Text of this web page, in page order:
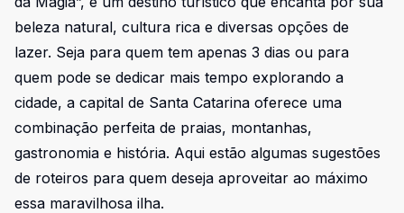
beleza natural, cultura rica e diversas opções de
lazer. Seja para quem tem apenas 3 dias ou para
quem pode se dedicar mais tempo explorando a
cidade, a capital de Santa Catarina oferece uma
combinação perfeita de praias, montanhas,
gastronomia e história. Aqui estão algumas sugestões
de roteiros para quem deseja aproveitar ao máximo
essa maravilhosa ilha.